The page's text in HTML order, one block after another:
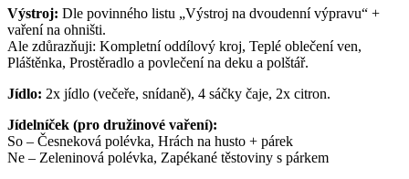
Výstroj: Dle povinného listu „Výstroj na dvoudenní výpravu“ +
vaření na ohništi.
Ale zdůrazňuji: Kompletní oddílový kroj, Teplé oblečení ven,
Pláštěnka, Prostěradlo a povlečení na deku a polštář.
Jídlo: 2x jídlo (večeře, snídaně), 4 sáčky čaje, 2x citron.
Jídelníček (pro družinové vaření):
So – Česneková polévka, Hrách na husto + párek
Ne – Zeleninová polévka, Zapékané těstoviny s párkem